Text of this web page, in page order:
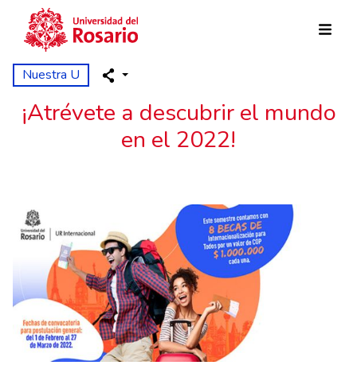
Skip to main content
Nuestra U
¡Atrévete a descubrir el mundo
en el 2022!